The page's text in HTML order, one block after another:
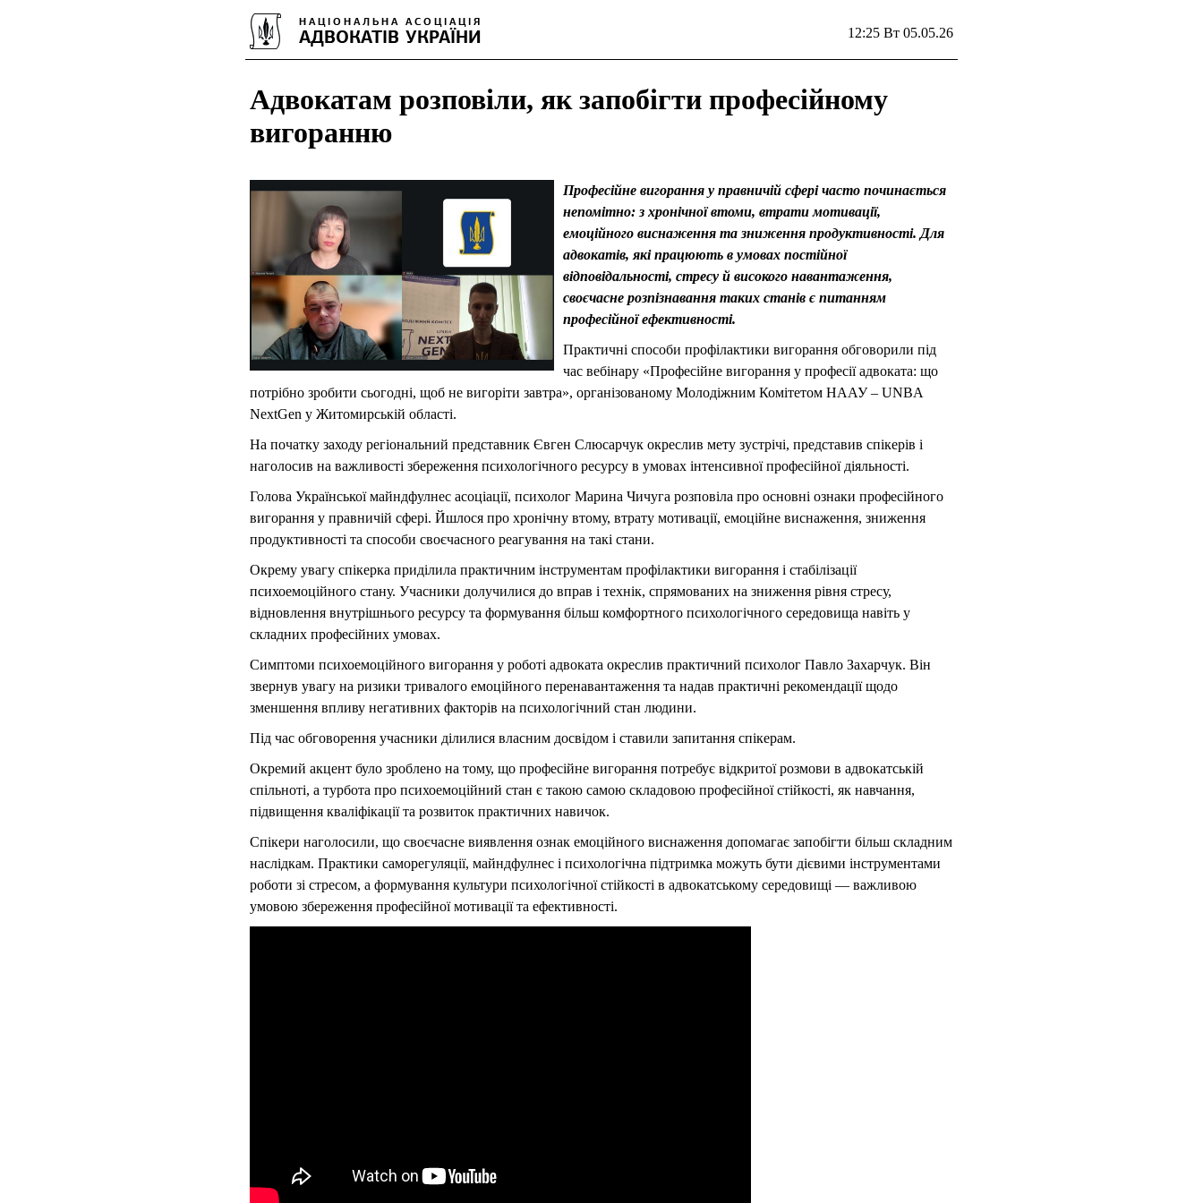
12:25 Вт 05.05.26
Адвокатам розповіли, як запобігти професійному
вигоранню
Професійне вигорання у правничій сфері часто починається
непомітно: з хронічної втоми, втрати мотивації,
емоційного виснаження та зниження продуктивності. Для
адвокатів, які працюють в умовах постійної
відповідальності, стресу й високого навантаження,
своєчасне розпізнавання таких станів є питанням
професійної ефективності.
Практичні способи профілактики вигорання обговорили під
час вебінару «Професійне вигорання у професії адвоката: що
потрібно зробити сьогодні, щоб не вигоріти завтра», організованому Молодіжним Комітетом НААУ – UNBA
NextGen у Житомирській області.
На початку заходу регіональний представник Євген Слюсарчук окреслив мету зустрічі, представив спікерів і
наголосив на важливості збереження психологічного ресурсу в умовах інтенсивної професійної діяльності.
Голова Української майндфулнес асоціації, психолог Марина Чичуга розповіла про основні ознаки професійного
вигорання у правничій сфері. Йшлося про хронічну втому, втрату мотивації, емоційне виснаження, зниження
продуктивності та способи своєчасного реагування на такі стани.
Окрему увагу спікерка приділила практичним інструментам профілактики вигорання і стабілізації
психоемоційного стану. Учасники долучилися до вправ і технік, спрямованих на зниження рівня стресу,
відновлення внутрішнього ресурсу та формування більш комфортного психологічного середовища навіть у
складних професійних умовах.
Симптоми психоемоційного вигорання у роботі адвоката окреслив практичний психолог Павло Захарчук. Він
звернув увагу на ризики тривалого емоційного перенавантаження та надав практичні рекомендації щодо
зменшення впливу негативних факторів на психологічний стан людини.
Під час обговорення учасники ділилися власним досвідом і ставили запитання спікерам.
Окремий акцент було зроблено на тому, що професійне вигорання потребує відкритої розмови в адвокатській
спільноті, а турбота про психоемоційний стан є такою самою складовою професійної стійкості, як навчання,
підвищення кваліфікації та розвиток практичних навичок.
Спікери наголосили, що своєчасне виявлення ознак емоційного виснаження допомагає запобігти більш складним
наслідкам. Практики саморегуляції, майндфулнес і психологічна підтримка можуть бути дієвими інструментами
роботи зі стресом, а формування культури психологічної стійкості в адвокатському середовищі — важливою
умовою збереження професійної мотивації та ефективності.